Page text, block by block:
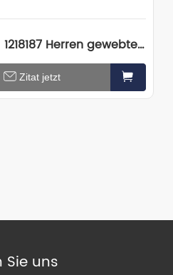
1218187 Herren gewebte
Hose (Paarmodell)
Zitat jetzt
Sie uns